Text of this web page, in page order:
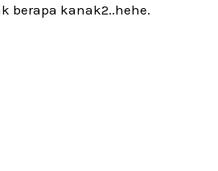
berapa kanak2..hehe.